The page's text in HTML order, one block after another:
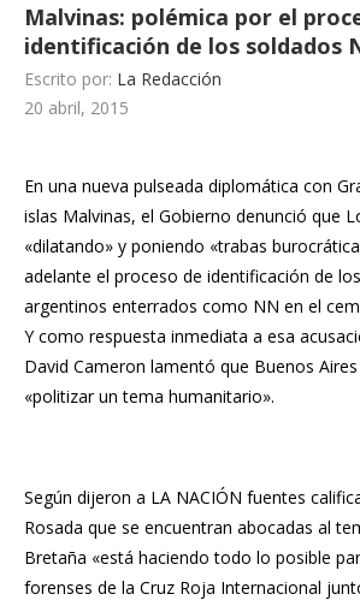
Malvinas: polémica por el
identificación de los soldados
Escrito por: La Redacción
20 abril, 2015
En una nueva pulseada diplomática con
islas Malvinas, el Gobierno denunció que
«dilatando» y poniendo «trabas
adelante el proceso de identificación de
argentinos enterrados como NN en el
Y como respuesta inmediata a esa
David Cameron lamentó que Buenos
«politizar un tema humanitario».
Según dijeron a LA NACIÓN fuentes
Rosada que se encuentran abocadas al
Bretaña «está haciendo todo lo posible
forenses de la Cruz Roja Internacional